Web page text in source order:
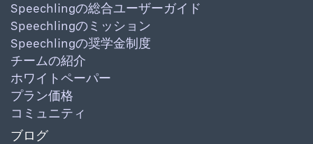
Speechlingの総合ユーザーガイド
Speechlingのミッション
Speechlingの奨学金制度
チームの紹介
ホワイトペーパー
プラン価格
コミュニティ
ブログ